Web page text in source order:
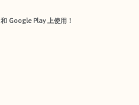
Google Play 上使用！